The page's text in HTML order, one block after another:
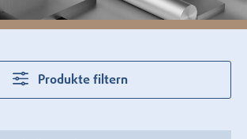
Produkte filtern